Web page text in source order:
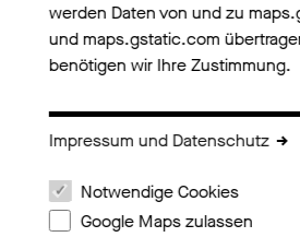
werden Daten von und zu
und maps.gstatic.com
benötigen wir Ihre Zustimmung.
Impressum und Datenschutz
Notwendige Cookies
Google Maps zulassen